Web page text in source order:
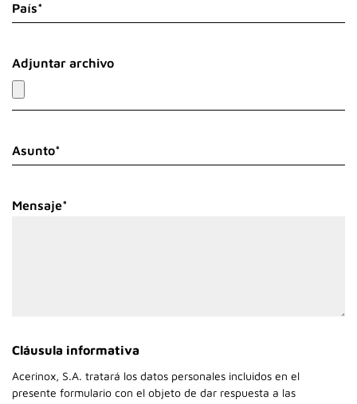
País*
Adjuntar archivo
Asunto*
Mensaje*
Cláusula informativa
Acerinox, S.A. tratará los datos personales incluidos en el
presente formulario con el objeto de dar respuesta a las